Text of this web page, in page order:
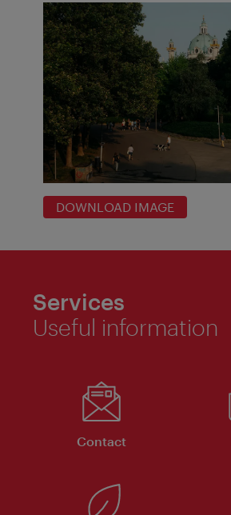
DOWNLOAD IMAGE
Services
Useful information
Contact